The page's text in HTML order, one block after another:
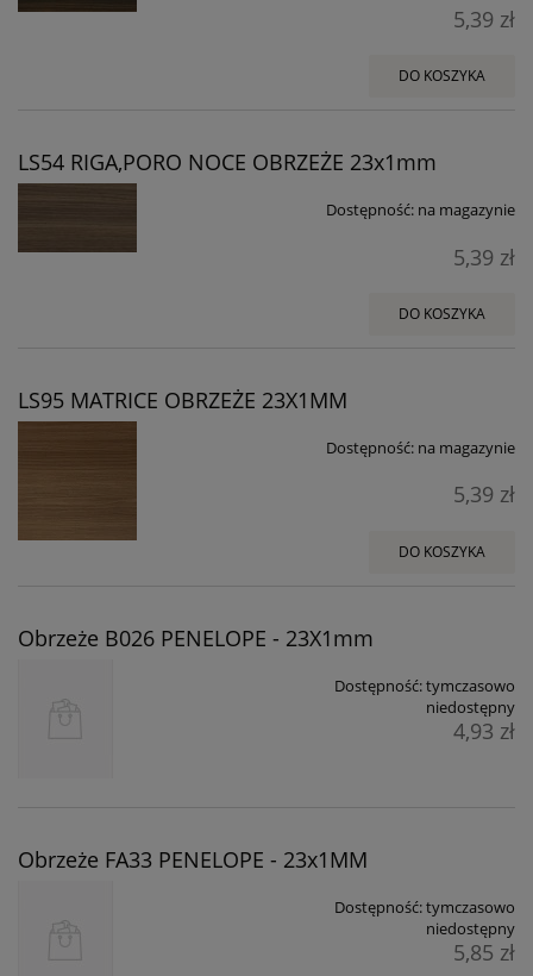
5,39 zł
DO KOSZYKA
LS54 RIGA,PORO NOCE OBRZEŻE 23x1mm
Dostępność: na magazynie
5,39 zł
DO KOSZYKA
LS95 MATRICE OBRZEŻE 23X1MM
Dostępność: na magazynie
5,39 zł
DO KOSZYKA
Obrzeże B026 PENELOPE - 23X1mm
Dostępność:tymczasowo
niedostępny
4,93 zł
Obrzeże FA33 PENELOPE - 23x1MM
Dostępność:tymczasowo
niedostępny
5,85 zł